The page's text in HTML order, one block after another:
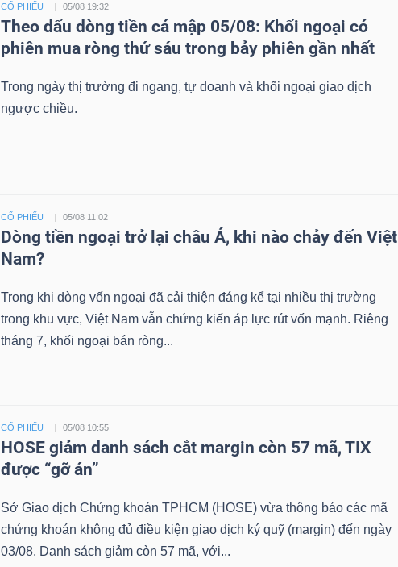
CỔ PHIẾU 05/08 19:32
Theo dấu dòng tiền cá mập 05/08: Khối ngoại có
phiên mua ròng thứ sáu trong bảy phiên gần nhất
Trong ngày thị trường đi ngang, tự doanh và khối ngoại giao dịch
ngược chiều.
CỔ PHIẾU 05/08 11:02
Dòng tiền ngoại trở lại châu Á, khi nào chảy đến Việt
Nam?
Trong khi dòng vốn ngoại đã cải thiện đáng kể tại nhiều thị trường
trong khu vực, Việt Nam vẫn chứng kiến áp lực rút vốn mạnh. Riêng
tháng 7, khối ngoại bán ròng...
CỔ PHIẾU 05/08 10:55
HOSE giảm danh sách cắt margin còn 57 mã, TIX
được “gỡ án”
Sở Giao dịch Chứng khoán TPHCM (HOSE) vừa thông báo các mã
chứng khoán không đủ điều kiện giao dịch ký quỹ (margin) đến ngày
03/08. Danh sách giảm còn 57 mã, với...